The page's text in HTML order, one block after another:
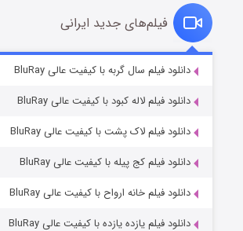
قسمت۷ (زیرنویس) منتشر شد
فیلم‌های جدید ایرانی
دانلود فیلم سال گربه با کیفیت عالی BluRay
دانلود فیلم لاله کبود با کیفیت عالی BluRay
دانلود فیلم لاک پشت با کیفیت عالی BluRay
دانلود فیلم کج‌ پیله با کیفیت عالی BluRay
دانلود فیلم خانه ارواح با کیفیت عالی BluRay
دانلود فیلم یازده یازده با کیفیت عالی BluRay